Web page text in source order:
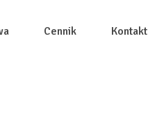
Cennik Kontakt